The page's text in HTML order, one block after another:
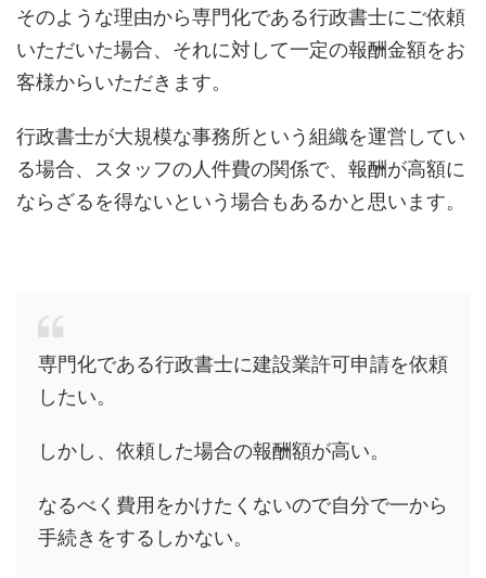
そのような理由から専門化である行政書士にご依頼
いただいた場合、それに対して一定の報酬金額をお
客様からいただきます。
行政書士が大規模な事務所という組織を運営してい
る場合、スタッフの人件費の関係で、報酬が高額に
ならざるを得ないという場合もあるかと思います。
専門化である行政書士に建設業許可申請を依頼
したい。
しかし、依頼した場合の報酬額が高い。
なるべく費用をかけたくないので自分で一から
手続きをするしかない。